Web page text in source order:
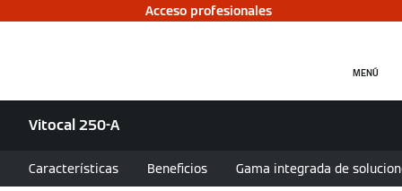
Acceso profesionales
MENÚ
Vitocal 250-A
Características Beneficios Gama integrada de